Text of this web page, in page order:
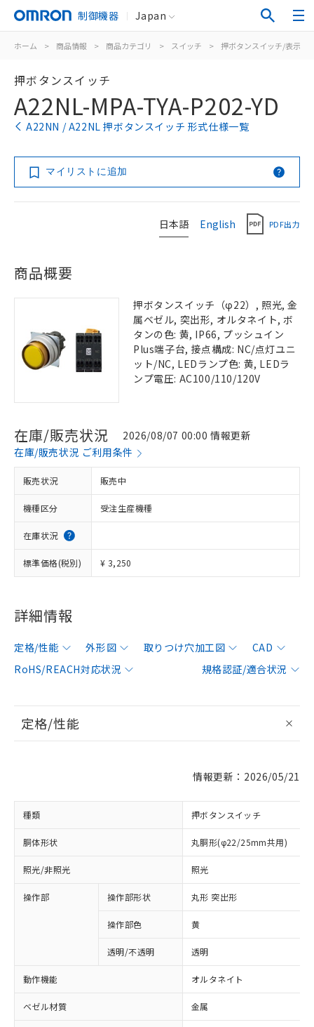
制御機器 Japan
ホーム > 商品情報 > 商品カテゴリ > スイッチ > 押ボタンスイッチ/表示灯
押ボタンスイッチ
A22NL-MPA-TYA-P202-YD
A22NN / A22NL 押ボタンスイッチ 形式仕様一覧
マイリストに追加
日本語 English PDF出力
商品概要
押ボタンスイッチ（φ22）, 照光, 金
属ベゼル, 突出形, オルタネイト, ボ
タンの色: 黄, IP66, プッシュイン
Plus端子台, 接点構成: NC/点灯ユニ
ット/NC, LEDランプ色: 黄, LEDラ
ンプ電圧: AC100/110/120V
在庫/販売状況
2026/08/07 00:00 情報更新
在庫/販売状況 ご利用条件
販売状況 販売中
機種区分 受注生産機種
在庫状況
標準価格(税別) ¥ 3,250
詳細情報
定格/性能 外形図 取りつけ穴加工図
CAD
RoHS/REACH対応状況
規格認証/適合状況
定格/性能
情報更新：2026/05/21
種類 押ボタンスイッチ
胴体形状 丸胴形(φ22/25mm共用)
照光/非照光 照光
操作部 操作部形状 丸形 突出形
操作部色 黄
透明/不透明 透明
動作機能 オルタネイト
ベゼル材質 金属